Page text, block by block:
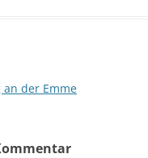
der Emme